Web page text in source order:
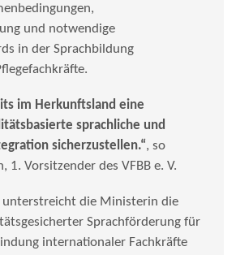
und notwendige
in der Sprachbildung
im Herkunftsland eine
sprachliche und
sicherzustellen.“, so
1. Vorsitzender des VFBB e. V.
unterstreicht die Ministerin die
Sprachförderungfür
internationaler Fachkräfte